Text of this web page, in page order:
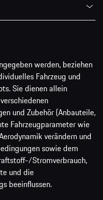
werden, beziehen
Fahrzeug und
Sie dienen allein
und Zubehör (Anbauteile,
Fahrzeugparameter wie
verändern und
sowie dem
Stromverbrauch,
und die
beeinflussen.